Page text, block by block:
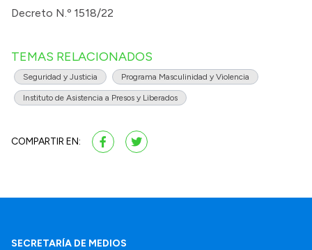
Decreto N.º 1518/22
TEMAS RELACIONADOS
Seguridad y Justicia Programa Masculinidad y Violencia
Instituto de Asistencia a Presos y Liberados
COMPARTIR EN:
SECRETARÍA DE MEDIOS